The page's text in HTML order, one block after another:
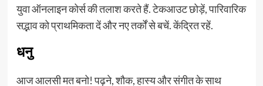
युवा ऑनलाइन कोर्स की तलाश करते हैं. टेकआउट छोड़ें, पारिवारिक
सद्भाव को प्राथमिकता दें और नए तर्कों से बचें. केंद्रित रहें.
धनु
आज आलसी मत बनो! पढ़ने, शौक, हास्य और संगीत के साथ